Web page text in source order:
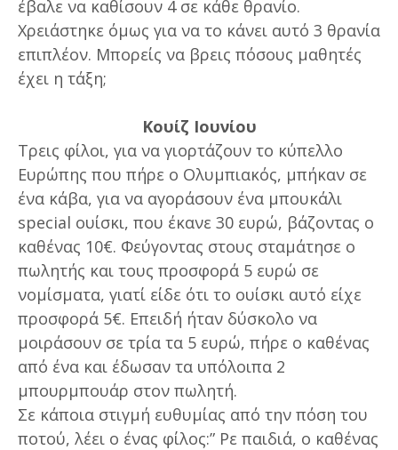
έβαλε να καθίσουν 4 σε κάθε θρανίο.
Χρειάστηκε όμως για να το κάνει αυτό 3 θρανία
επιπλέον. Μπορείς να βρεις πόσους μαθητές
έχει η τάξη;
Κουίζ Ιουνίου
Τρεις φίλοι, για να γιορτάζουν το κύπελλο
Ευρώπης που πήρε ο Ολυμπιακός, μπήκαν σε
ένα κάβα, για να αγοράσουν ένα μπουκάλι
special ουίσκι, που έκανε 30 ευρώ, βάζοντας ο
καθένας 10€. Φεύγοντας στους σταμάτησε ο
πωλητής και τους προσφορά 5 ευρώ σε
νομίσματα, γιατί είδε ότι το ουίσκι αυτό είχε
προσφορά 5€. Επειδή ήταν δύσκολο να
μοιράσουν σε τρία τα 5 ευρώ, πήρε ο καθένας
από ένα και έδωσαν τα υπόλοιπα 2
μπουρμπουάρ στον πωλητή.
Σε κάποια στιγμή ευθυμίας από την πόση του
ποτού, λέει ο ένας φίλος:” Ρε παιδιά, ο καθένας